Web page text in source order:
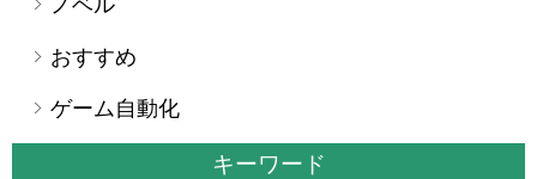
おすすめ
ゲーム自動化
キーワード